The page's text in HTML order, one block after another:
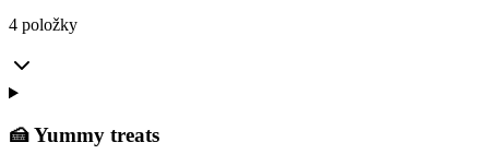
4 položky
🍰 Yummy treats